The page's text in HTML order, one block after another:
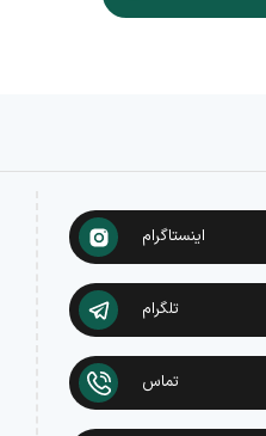
اینستاگرام
تلگرام
تماس